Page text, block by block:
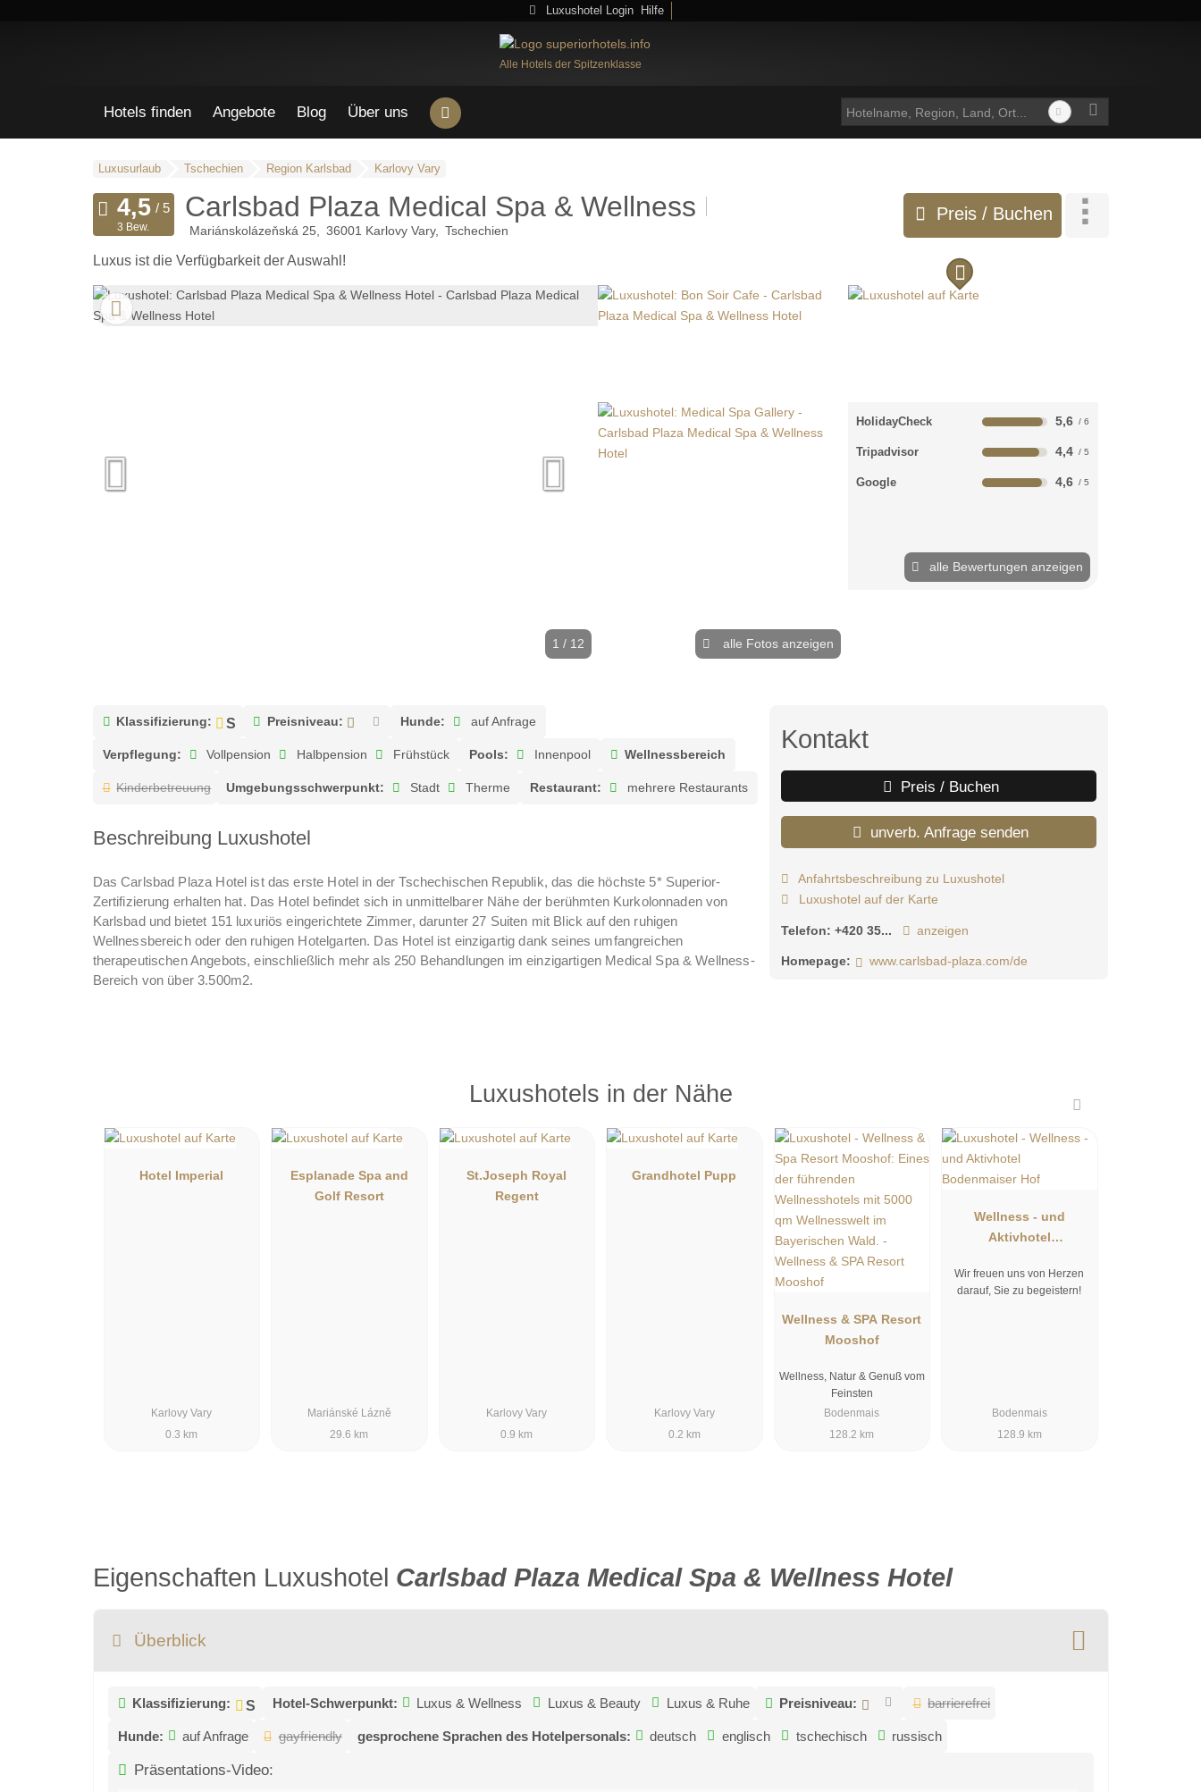
Luxushotel Login Hilfe
Alle Hotels der Spitzenklasse
Hotels finden Angebote Blog Über uns
Luxusurlaub Tschechien Region Karlsbad Karlovy Vary
Carlsbad Plaza Medical Spa & Wellness Hotel
Mariánskolázeňská 25 36001 Karlovy Vary Tschechien
Preis / Buchen
Luxus ist die Verfügbarkeit der Auswahl!
3 Bew.
1 / 12 alle Fotos anzeigen
HolidayCheck 5,6
Tripadvisor 4,4
Google 4,6
alle Bewertungen anzeigen
Klassifizierung: Preisniveau: Hunde: auf Anfrage
Verpflegung: Vollpension Halbpension Frühstück Pools: Innenpool Wellnessbereich
Kinderbetreuung Umgebungsschwerpunkt: Stadt Therme Restaurant: mehrere Restaurants
Beschreibung Luxushotel
Das Carlsbad Plaza Hotel ist das erste Hotel in der Tschechischen Republik, das die höchste 5* Superior-
Zertifizierung erhalten hat. Das Hotel befindet sich in unmittelbarer Nähe der berühmten Kurkolonnaden von
Karlsbad und bietet 151 luxuriös eingerichtete Zimmer, darunter 27 Suiten mit Blick auf den ruhigen
Wellnessbereich oder den ruhigen Hotelgarten. Das Hotel ist einzigartig dank seines umfangreichen
therapeutischen Angebots, einschließlich mehr als 250 Behandlungen im einzigartigen Medical Spa & Wellness-
Bereich von über 3.500m2.
Kontakt
Preis / Buchen
unverb. Anfrage senden
Anfahrtsbeschreibung zu Luxushotel
Luxushotel auf der Karte
Telefon:+420 35... anzeigen
Homepage: www.carlsbad-plaza.com/de
Luxushotels in der Nähe
Hotel Imperial
Karlovy Vary
0.3 km
Esplanade Spa and
Golf Resort
Mariánské Lázně
29.6 km
St.Joseph Royal
Regent
Karlovy Vary
0.9 km
Grandhotel Pupp
Karlovy Vary
0.2 km
Wellness & SPA Resort
Mooshof
Wellness, Natur & Genuß vom
Feinsten
Bodenmais
128.2 km
Wellness - und
Aktivhotel
Wir freuen uns von Herzen
darauf, Sie zu begeistern!
Bodenmais
128.9 km
Eigenschaften Luxushotel Carlsbad Plaza Medical Spa & Wellness Hotel
Überblick
Klassifizierung: Hotel-Schwerpunkt: Luxus & Wellness Luxus & Beauty Luxus & Ruhe Preisniveau: barrierefrei
Hunde: auf Anfrage gayfriendly gesprochene Sprachen des Hotelpersonals: deutsch englisch tschechisch russisch
Präsentations-Video: